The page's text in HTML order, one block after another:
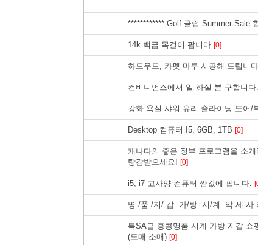
************ Golf 클럽 Summer Sale
14k 백금 목걸이 팝니다 [0]
하드우드, 카펫 마루 시공해 드립니
컨비니언스에서 일 하실 분 구합니다.
강화 욕실 샤워 유리 슬라이딩 도어/
Desktop 컴퓨터 I5, 6GB, 1TB [0]
캐나다의 좋은 정부 프로그램을 소
탕감받으세요! [0]
i5, i7 고사양 컴퓨터 싼값에 팝니다.
명 /품 /지/ 갑 -가/방 -시/계 -악 세 사
특SA급 홍콩명품 시계 가방 지갑
(도매 소매) [0]